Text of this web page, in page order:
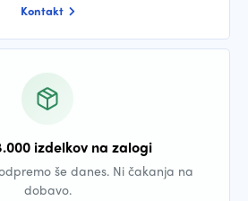
Kontakt
izdelkov na zalogi
še danes. Ni čakanja na
dobavo.